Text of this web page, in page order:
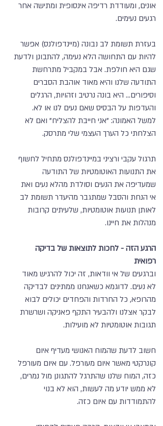
אונים, ומעודדת רדיפה אינסופית ומתישה אחר
רגעים נעימים.
בעזרת תשומת לב נבונה (מיינדפולנס) אפשר
להיות עם התחושה הלא נעימה, להתבונן ולדעת
שגם היא חולפת. אבל במקביל מתרחשת
התודעה שלנו והיא מאוד אוהבת הסברים
וסיפורים... היא בונה נרטיב וזהויות, הרגלים
והעדפות על הבסיס שאם נעים לנו או לא.
למשל האמונה: "אני חייבת להצליח" ואם לא
הצלחתי כל הערך העצמי שלי מתרסק.
תרגול עקבי ורציני במיינדפולנס מתחיל לחשוף
את התנועות האוטומטיות של התודעה
שמעדיפה את הנעים וסולדת מהלא נעים ואת
אי הנחת והסבל שמתגבר מהיעדר תשומת לב
לאותן תנועות אוטומטיות, שלעיתים קרובות
מנהלות את חיינו.
הרגע הזה - לחכות לתוצאות של בדיקה
רפואית
וברגעים של אי וודאות, זה יכול להרגיש מאוד
לא נעים. לדוגמא כשאנחנו ממתינים לבדיקה
מהרופא, כל החרדות והפחדים יכולים לבוא
לבקר אצלנו ולהבעיר התקף פאניקה ושרשרת
תגובות אוטומטיות לא מועילות.
חשוב לדעת שהמוח האנושי מעדיף איום
קונרקטי מאשר איום מעורפל. עם איום מעורפל
כזה, המוח שלנו שהתרגל להתגונן מול נמרים,
לא ממש יודע מה לעשות, הוא לא בנוי
להתמודדות עם איום כזה.